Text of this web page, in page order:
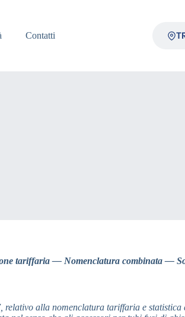
Contatti
tariffaria — Nomenclatura combinata —
alla nomenclatura tariffaria e